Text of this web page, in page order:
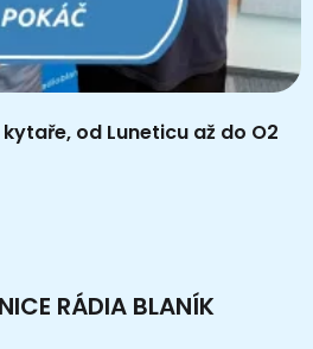
od Luneticu až do O2
RÁDIA BLANÍK